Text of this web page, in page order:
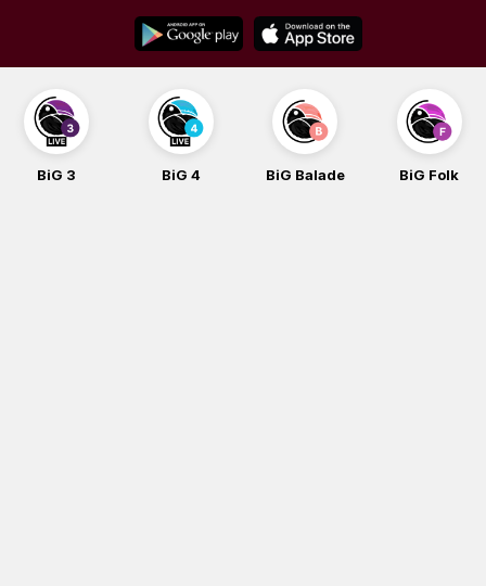
content
BiG 3 BiG 4 BiG Balade BiG Folk